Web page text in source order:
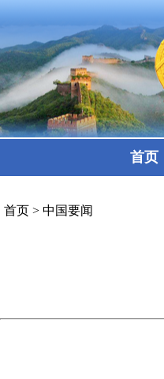
首页
首页 > 中国要闻